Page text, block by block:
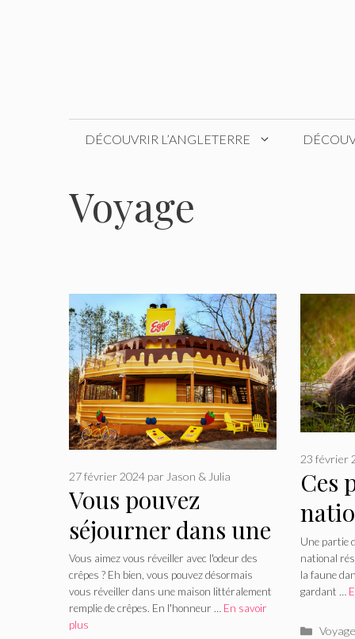
DÉCOUVRIR L’ANGLETERRE
Voyage
Vous pouvez
séjourner dans une
véritable maison de
crêpes,
gratuitement
27 février 2024 par Jason & Julia
Vous aimez vous réveiller avec l'odeur des
crêpes ? Eh bien, vous pouvez désormais
vous réveiller dans une maison littéralement
remplie de crêpes. En l'honneur … En savoir
plus
Ces
la
23 février
Une partie
national
la faune
gardant …
Voyage